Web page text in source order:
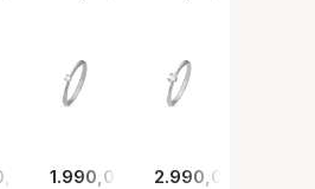
kr.1.990,00 kr. 2.990,00 kr.